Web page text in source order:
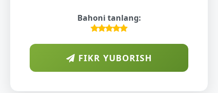
Bahoni tanlang:
FIKR YUBORISH